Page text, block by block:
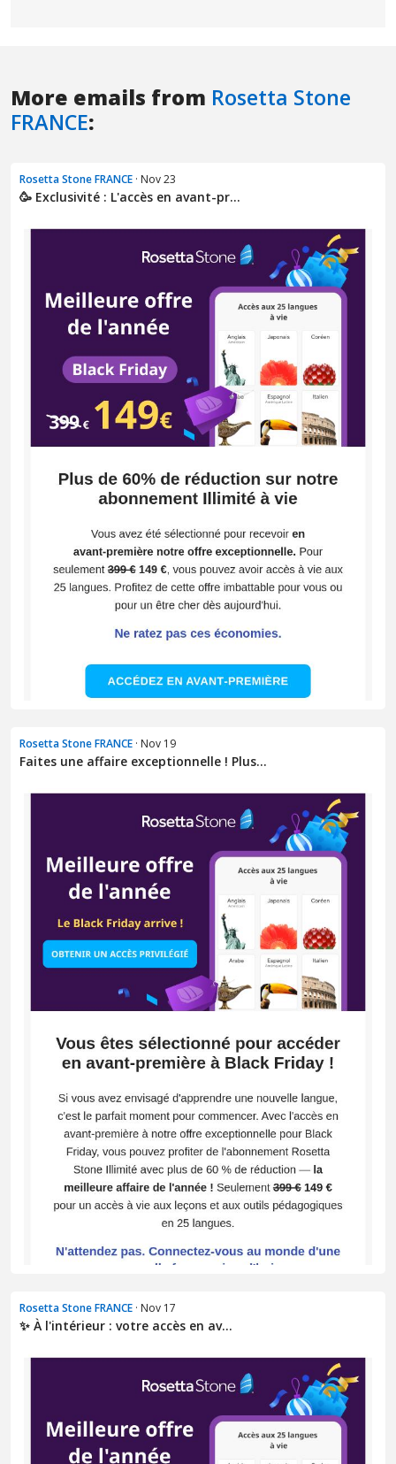
More emails from Rosetta Stone
FRANCE:
Rosetta Stone FRANCE · Nov 23
🥳 Exclusivité : L'accès en avant-pr...
Rosetta Stone FRANCE · Nov 19
Faites une affaire exceptionnelle ! Plus...
Rosetta Stone FRANCE · Nov 17
✨ À l'intérieur : votre accès en av...